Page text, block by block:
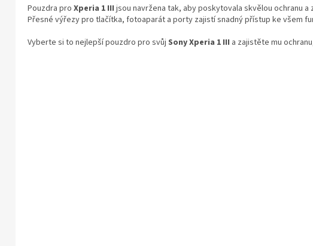
y
v
p
Pouzdra pro Xperia 1 III jsou navržena tak, aby poskytovala skvělou ochranu
Přesné výřezy pro tlačítka, fotoaparát a porty zajistí snadný přístup ke všem
Vyberte si to nejlepší pouzdro pro svůj Sony Xperia 1 III a zajistěte mu